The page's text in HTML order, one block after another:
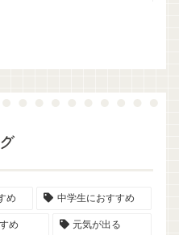
め 中学生におすすめ
め 元気が出る